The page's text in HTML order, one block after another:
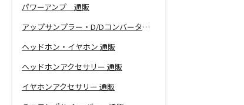
パワーアンプ 通販
アップサンプラー・D/Dコンバーター 通販
ヘッドホン・イヤホン 通販
ヘッドホンアクセサリー 通販
イヤホンアクセサリー 通販